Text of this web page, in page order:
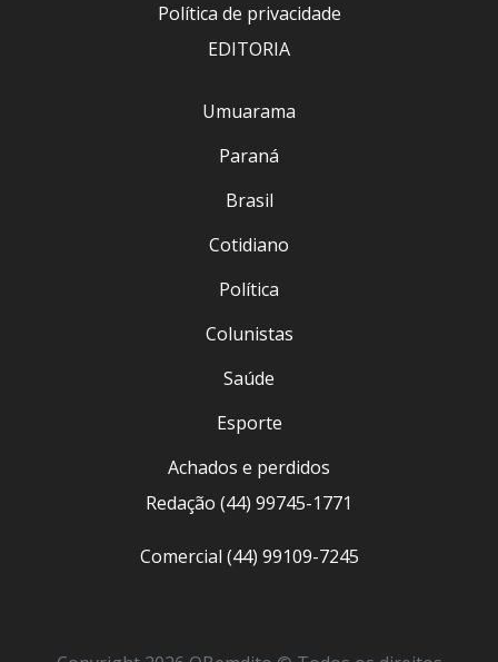
Política de privacidade
EDITORIA
Umuarama
Paraná
Brasil
Cotidiano
Política
Colunistas
Saúde
Esporte
Achados e perdidos
Redação (44) 99745-1771
Comercial (44) 99109-7245